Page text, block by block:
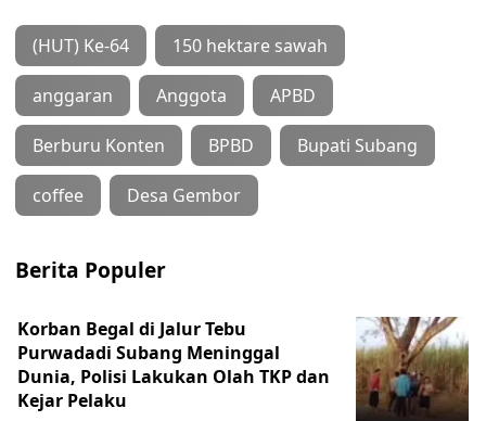
(HUT) Ke-64 150 hektare sawah
anggaran Anggota APBD
Berburu Konten BPBD Bupati Subang
coffee Desa Gembor
Berita Populer
Korban Begal di Jalur Tebu
Purwadadi Subang Meninggal
Dunia, Polisi Lakukan Olah TKP dan
Kejar Pelaku